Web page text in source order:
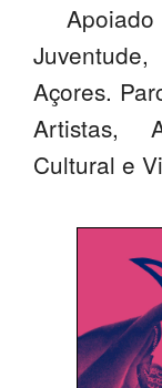
Açores.
Artistas,
Cultural e